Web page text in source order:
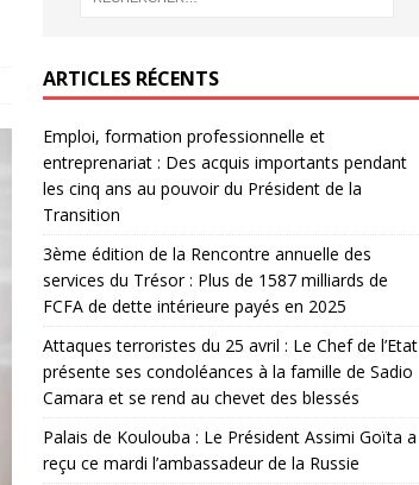
ARTICLES RÉCENTS
Emploi, formation professionnelle et
entreprenariat : Des acquis importants pendant
les cinq ans au pouvoir du Président de la
Transition
3ème édition de la Rencontre annuelle des
services du Trésor : Plus de 1587 milliards de
FCFA de dette intérieure payés en 2025
Attaques terroristes du 25 avril : Le Chef de l’Etat
présente ses condoléances à la famille de Sadio
Camara et se rend au chevet des blessés
Palais de Koulouba : Le Président Assimi Goïta a
reçu ce mardi l’ambassadeur de la Russie